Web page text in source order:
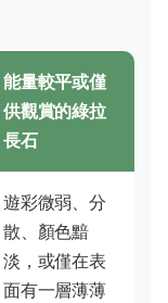
能量較平或僅
供觀賞的綠拉
長石
遊彩微弱、分
散、顏色黯
淡，或僅在表
面有一層薄薄